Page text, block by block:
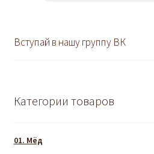
Вступай в нашу группу ВК
Категории товаров
01. Мёд